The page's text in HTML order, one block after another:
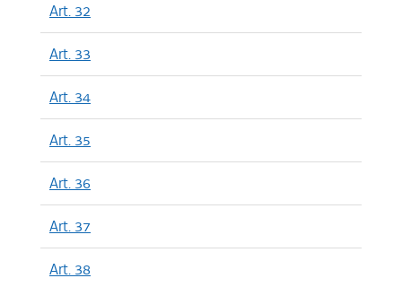
Art. 32
Art. 33
Art. 34
Art. 35
Art. 36
Art. 37
Art. 38